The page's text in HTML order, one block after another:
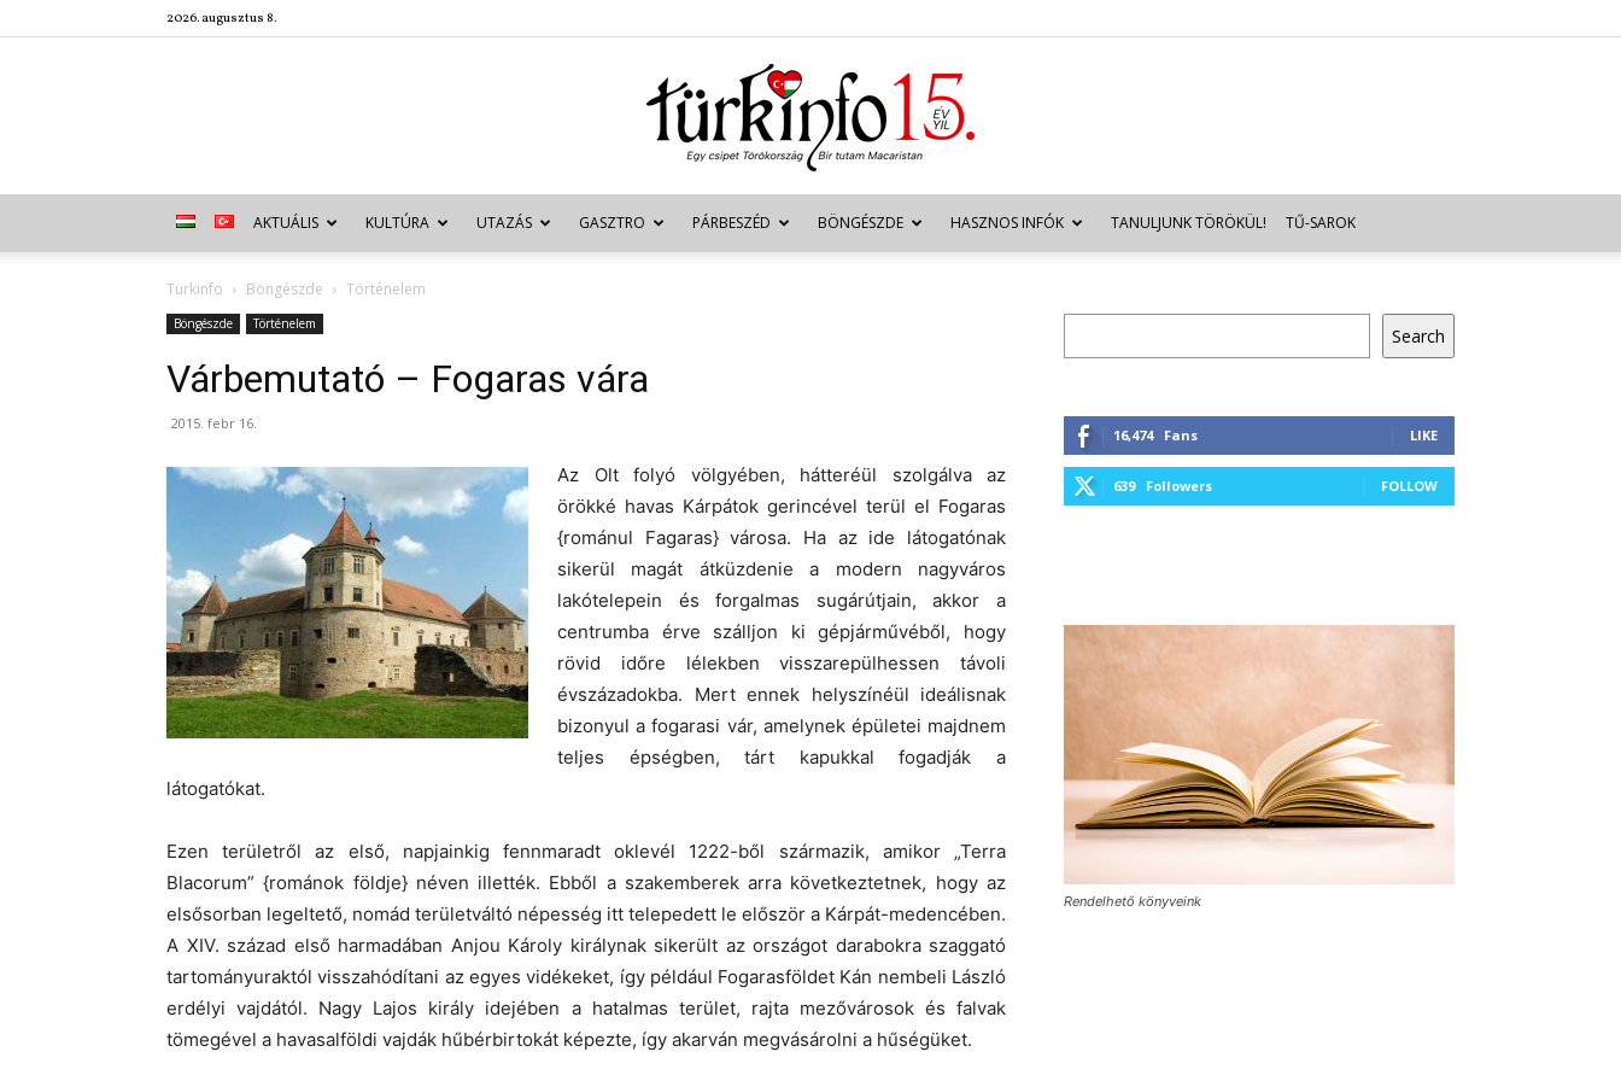
2026. augusztus 8.
Türkinfo
AKTUÁLIS KULTÚRA UTAZÁS GASZTRO PÁRBESZÉD BÖNGÉSZDE HASZNOS INFÓK TANULJUNK TÖRÖKÜL! TŰ-SAROK
Türkinfo Böngészde Történelem
Böngészde Történelem
Várbemutató – Fogaras vára
2015. febr 16.
Az Olt folyó völgyében, hátteréül szolgálva az
örökké havas Kárpátok gerincével terül el Fogaras
{románul Fagaras} városa. Ha az ide látogatónak
sikerül magát átküzdenie a modern nagyváros
lakótelepein és forgalmas sugárútjain, akkor a
centrumba érve szálljon ki gépjárművéből, hogy
rövid időre lélekben visszarepülhessen távoli
évszázadokba. Mert ennek helyszínéül ideálisnak
bizonyul a fogarasi vár, amelynek épületei majdnem
teljes épségben, tárt kapukkal fogadják a
látogatókat.
Ezen területről az első, napjainkig fennmaradt oklevél 1222-ből származik, amikor „Terra
Blacorum” {románok földje} néven illették. Ebből a szakemberek arra következtetnek, hogy az
elsősorban legeltető, nomád területváltó népesség itt telepedett le először a Kárpát-medencében.
A XIV. század első harmadában Anjou Károly királynak sikerült az országot darabokra szaggató
tartományuraktól visszahódítani az egyes vidékeket, így például Fogarasföldet Kán nembeli László
erdélyi vajdától. Nagy Lajos király idejében a hatalmas terület, rajta mezővárosok és falvak
tömegével a havasalföldi vajdák hűbérbirtokát képezte, így akarván megvásárolni a hűségüket.
Search
16,474 Fans LIKE
639 Followers FOLLOW
Rendelhető könyveink